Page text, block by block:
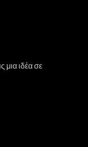
μια ιδέα σε